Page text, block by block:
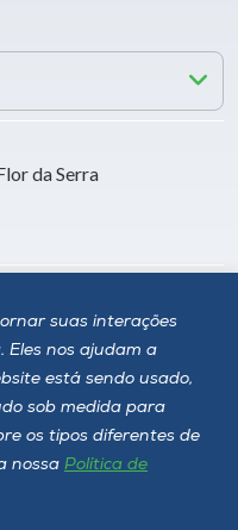
suas interações
Eles nos ajudam a
está sendo usado,
sob medida para
os tipos diferentes de
nossa Política de
da Serra